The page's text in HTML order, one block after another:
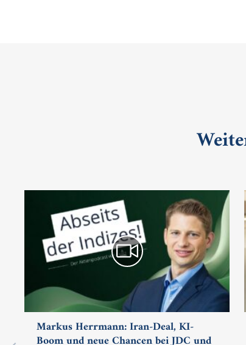
Markus Herrmann: Iran-Deal, KI-
Boom und neue Chancen bei JDC und